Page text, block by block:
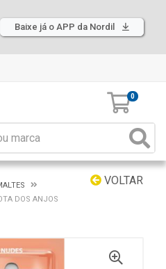
Baixe já o APP da Nordil
0
VOLTAR
DOS ANJOS